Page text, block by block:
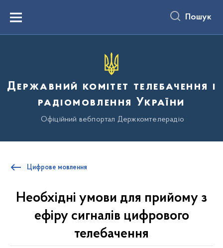
вмістуMenu Пошук
Державний комітет телебачення і
радіомовлення України
Офіційний вебпортал Держкомтелерадіо
Цифрове мовлення
Необхідні умови для прийому з
ефіру сигналів цифрового
телебачення